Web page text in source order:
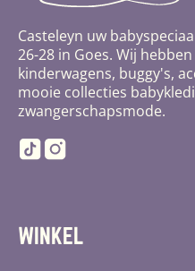
Casteleyn uw
26-28 in Goes. Wij
kinderwagens, buggy's,
mooie collecties
zwangerschapsmode.
TikTokInstagram
WINKEL